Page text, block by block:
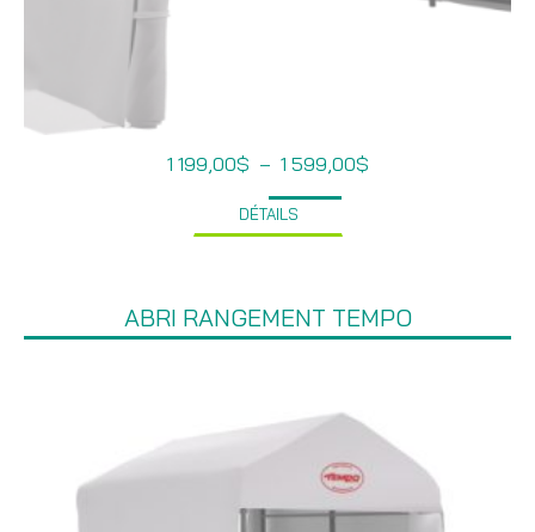
1 199,00$ – 1 599,00$Plage
DÉTAILS
ABRI RANGEMENT TEMPO